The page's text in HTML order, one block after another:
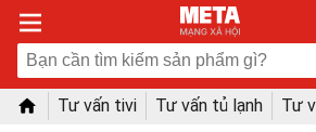
Tư vấn tivi Tư vấn tủ lạnh Tư